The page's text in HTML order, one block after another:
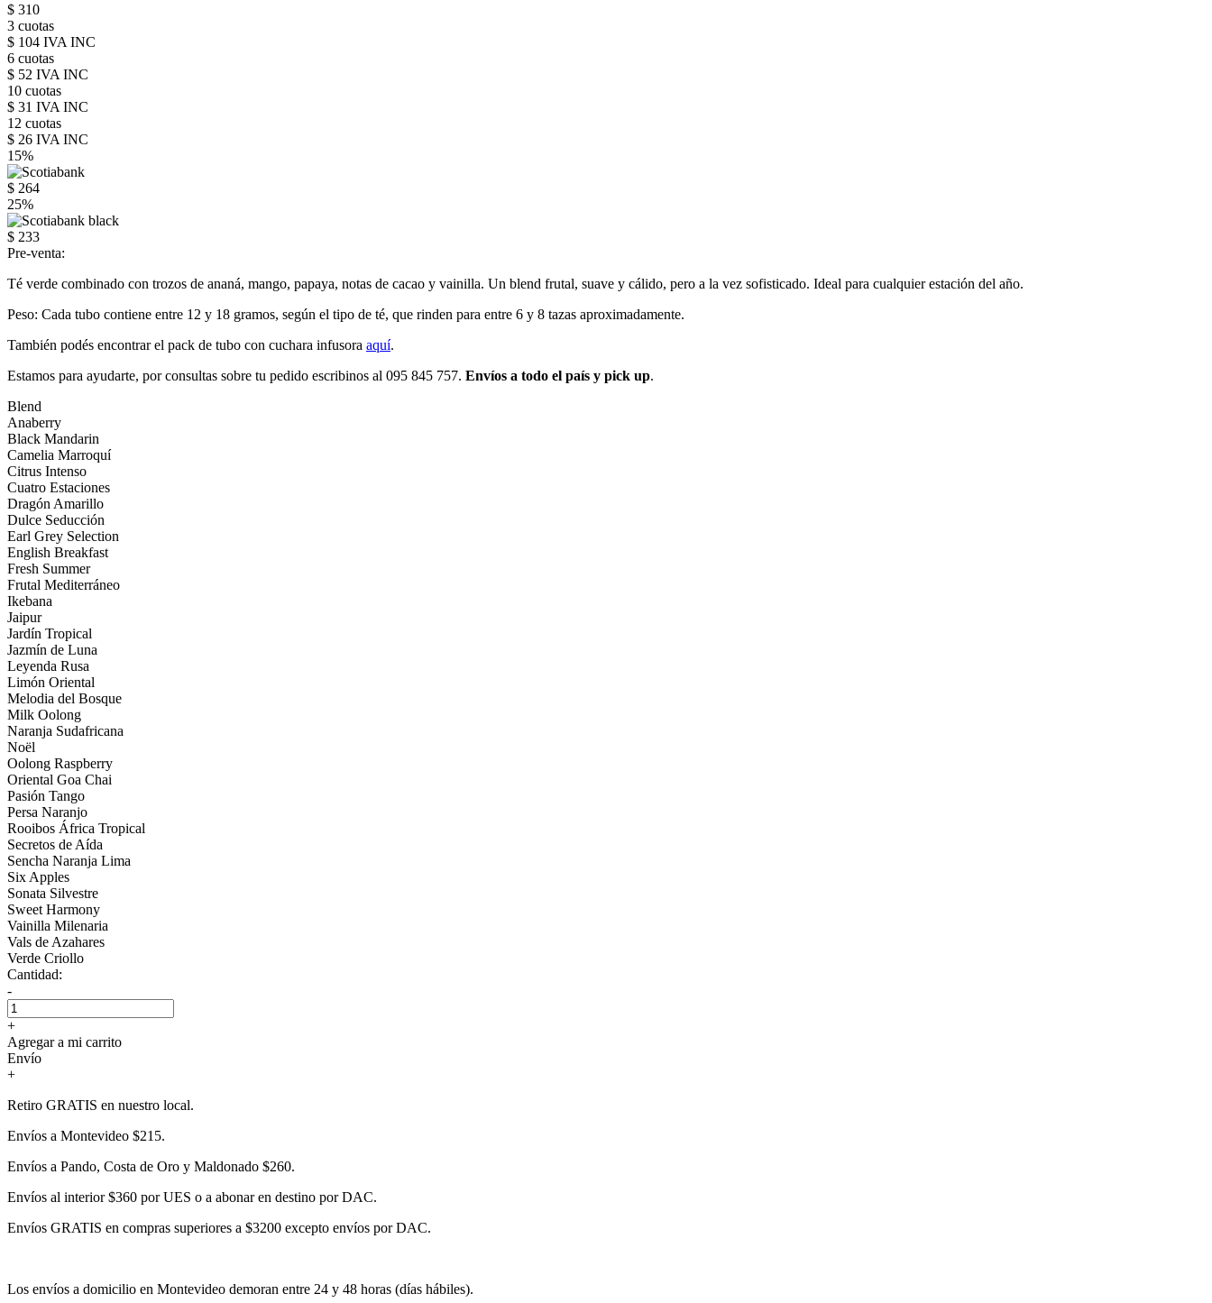
$ 310
3 cuotas
$ 104 IVA INC
6 cuotas
$ 52 IVA INC
10 cuotas
$ 31 IVA INC
12 cuotas
$ 26 IVA INC
15%
$ 264
25%
$ 233
Pre-venta:
Té verde combinado con trozos de ananá, mango, papaya, notas de cacao y vainilla. Un blend frutal, suave y cálido, pero a la vez sofisticado. Ideal para cualquier estación del año.
Peso: Cada tubo contiene entre 12 y 18 gramos, según el tipo de té, que rinden para entre 6 y 8 tazas aproximadamente.
También podés encontrar el pack de tubo con cuchara infusora aquí.
Estamos para ayudarte, por consultas sobre tu pedido escribinos al 095 845 757. Envíos a todo el país y pick up.
Blend
Anaberry
Black Mandarin
Camelia Marroquí
Citrus Intenso
Cuatro Estaciones
Dragón Amarillo
Dulce Seducción
Earl Grey Selection
English Breakfast
Fresh Summer
Frutal Mediterráneo
Ikebana
Jaipur
Jardín Tropical
Jazmín de Luna
Leyenda Rusa
Limón Oriental
Melodia del Bosque
Milk Oolong
Naranja Sudafricana
Noël
Oolong Raspberry
Oriental Goa Chai
Pasión Tango
Persa Naranjo
Rooibos África Tropical
Secretos de Aída
Sencha Naranja Lima
Six Apples
Sonata Silvestre
Sweet Harmony
Vainilla Milenaria
Vals de Azahares
Verde Criollo
Cantidad:
-
+
Agregar a mi carrito
Envío
+
Retiro GRATIS en nuestro local.
Envíos a Montevideo $215.
Envíos a Pando, Costa de Oro y Maldonado $260.
Envíos al interior $360 por UES o a abonar en destino por DAC.
Envíos GRATIS en compras superiores a $3200 excepto envíos por DAC.
Los envíos a domicilio en Montevideo demoran entre 24 y 48 horas (días hábiles).